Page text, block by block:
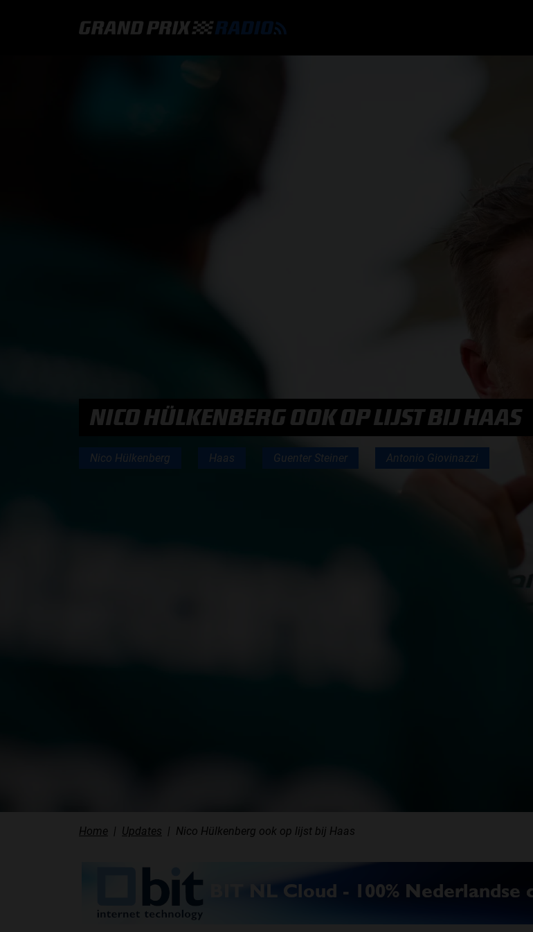
NICO HÜLKENBERG OOK OP LIJST BIJ HAAS
Nico Hülkenberg Haas Guenter Steiner Antonio Giovinazzi
Home Updates Nico Hülkenberg ook op lijst bij Haas
HOE TE BELUISTEREN?
PODCAST F1 AAN TAFEL
RACE GEMIST